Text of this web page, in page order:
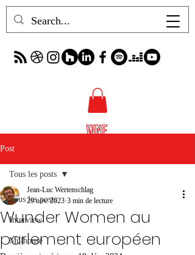
Post
Tous les posts
Interview
Mulhouse
Tous les posts
Wunder Women au
parlement européen
Jean-Luc Wertenschlag
29 nov. 2023 3 min de lecture